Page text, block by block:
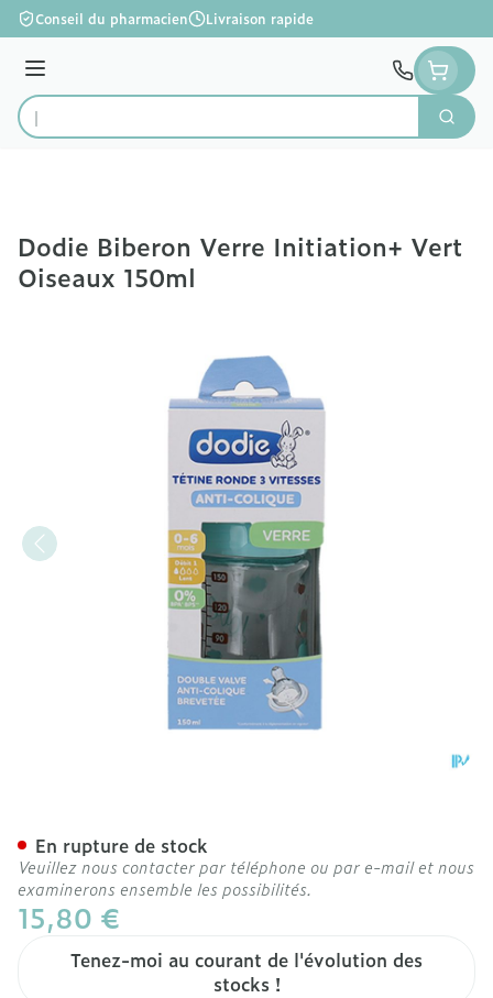
Aller au contenu
Conseil du pharmacien Livraison rapide
Menu
Rechercher
Dodie Biberon Verre Initiation+ Vert
Oiseaux 150ml
15,80 €
Tenez-moi au courant de l'évolution des
stocks !
En rupture de stock
Veuillez nous contacter par téléphone ou par e-mail et nous
examinerons ensemble les possibilités.